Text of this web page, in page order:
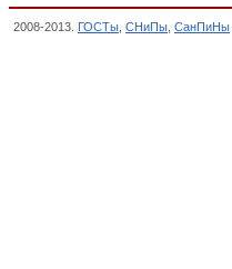
2008-2013. ГОСТы СНиПы СанПиНы